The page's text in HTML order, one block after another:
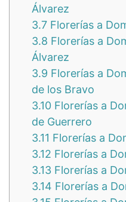
Álvarez
3.7 Florerías a
3.8 Florerías a
Álvarez
3.9 Florerías a
de los Bravo
3.10 Florerías a
de Guerrero
3.11 Florerías a
3.12 Florerías a
3.13 Florerías a
3.14 Florerías a